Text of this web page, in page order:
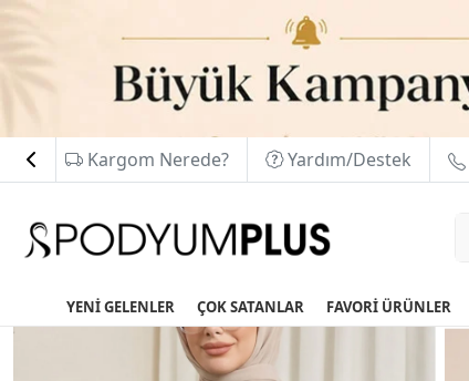
Kargom Nerede? Yardım/Destek
YENİ GELENLER ÇOK SATANLAR FAVORİ ÜRÜNLER